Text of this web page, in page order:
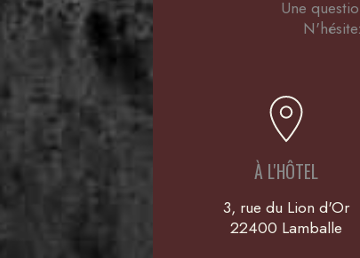
Une
À L'HÔTEL
3, rue du Lion d'Or
22400 Lamballe